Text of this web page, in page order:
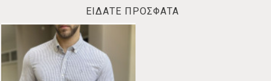
ΕΙΔΑΤΕ ΠΡΟΣΦΑΤΑ